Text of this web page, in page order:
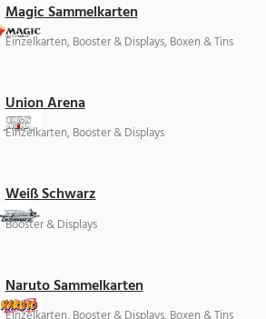
Magic Sammelkarten
Einzelkarten, Booster & Displays, Boxen & Tins
Union Arena
Einzelkarten, Booster & Displays
Weiß Schwarz
Booster & Displays
Naruto Sammelkarten